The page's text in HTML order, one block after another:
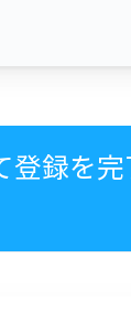
登録を